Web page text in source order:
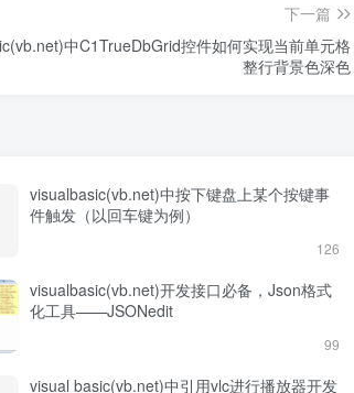
下一篇
中C1TrueDbGrid控件如何实现当前单元格
整行背景色深色
visualbasic(vb.net)中按下键盘上某个按键事
件触发（以回车键为例）
126
visualbasic(vb.net)开发接口必备，Json格式
化工具——JSONedit
99
visual basic(vb.net)中引用vlc进行播放器开发